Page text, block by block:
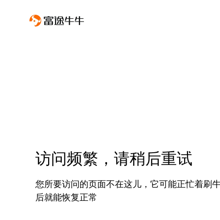
访问频繁，请稍后重试
您所要访问的页面不在这儿，它可能正忙着刷
后就能恢复正常